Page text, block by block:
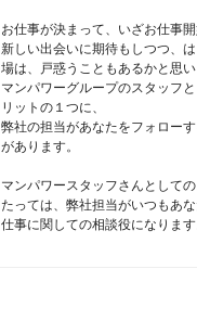
お仕事が決まって、いざお仕事開
新しい出会いに期待もしつつ、
場は、戸惑うこともあるかと思い
マンパワーグループのスタッフ
リットの１つに、
弊社の担当があなたをフォロー
があります。
マンパワースタッフさんとして
たっては、弊社担当がいつもあな
仕事に関しての相談役になります